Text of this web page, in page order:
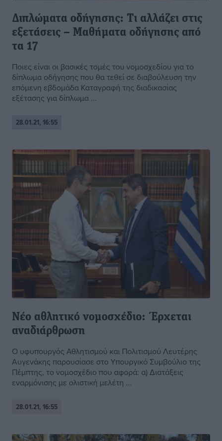
Διπλώματα οδήγησης: Τι αλλάζει στις
εξετάσεις – Μαθήματα οδήγησης από
τα 17
Ποιες είναι οι βασικές τομές του νομοσχεδίου για το
δίπλωμα οδήγησης που θα τεθεί σε διαβούλευση την
επόμενη εβδομάδα Καταγραφή της διαδικασίας
εξέτασης για δίπλωμα ...
28.01.21, 16:55
Νέο αθλητικό νομοσχέδιο: Έρχεται
αναδιάρθρωση
Ο υφυπουργός Αθλητισμού και Πολιτισμού Λευτέρης
Αυγενάκης παρουσίασε στο Υπουργικό Συμβούλιο της
Πέμπτης, το νομοσχέδιο που αφορά: α) Διατάξεις
εναρμόνισης με ολιστική μελέτη ...
28.01.21, 16:55